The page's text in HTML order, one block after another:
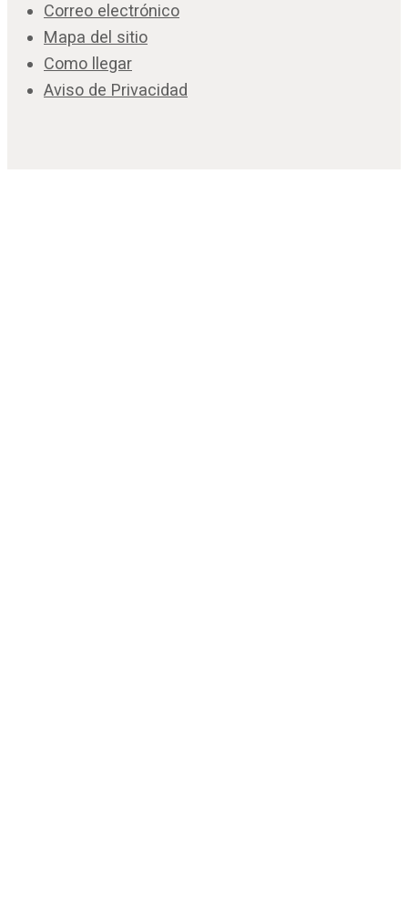
Correo electrónico
Mapa del sitio
Como llegar
Aviso de Privacidad